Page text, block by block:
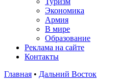
Экономика
Армия
В мире
Образование
Реклама на сайте
Контакты
Главная • Дальний Восток